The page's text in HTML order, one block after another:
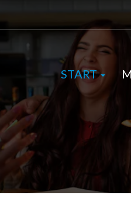
START